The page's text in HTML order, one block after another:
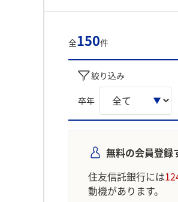
全150件
絞り込み
卒年
無料の会員登録
住友信託銀行には
動機があります。